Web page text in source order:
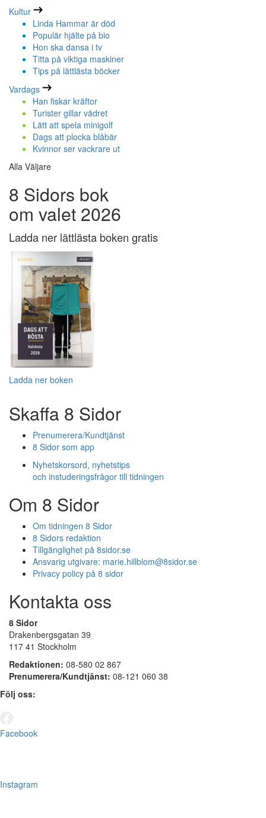
Kultur
Linda Hammar är död
Populär hjälte på bio
Hon ska dansa i tv
Titta på viktiga maskiner
Tips på lättlästa böcker
Vardags
Han fiskar kräftor
Turister gillar vädret
Lätt att spela minigolf
Dags att plocka blåbär
Kvinnor ser vackrare ut
Alla Väljare
8 Sidors bok
om valet 2026
Ladda ner lättlästa boken gratis
Ladda ner boken
Skaffa 8 Sidor
Prenumerera/Kundtjänst
8 Sidor som app
Nyhetskorsord, nyhetstips
och instuderingsfrågor till tidningen
Om 8 Sidor
Om tidningen 8 Sidor
8 Sidors redaktion
Tillgänglighet på 8sidor.se
Ansvarig utgivare: marie.hillblom@8sidor.se
Privacy policy på 8 sidor
Kontakta oss
8 Sidor
Drakenbergsgatan 39
117 41 Stockholm
Redaktionen: 08-580 02 867
Prenumerera/Kundtjänst: 08-121 060 38
Följ oss:
Facebook
Instagram